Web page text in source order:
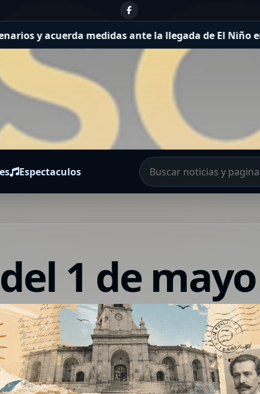
medidas ante la llegada de El Niño en Concordia
Espectaculos
1 de mayo